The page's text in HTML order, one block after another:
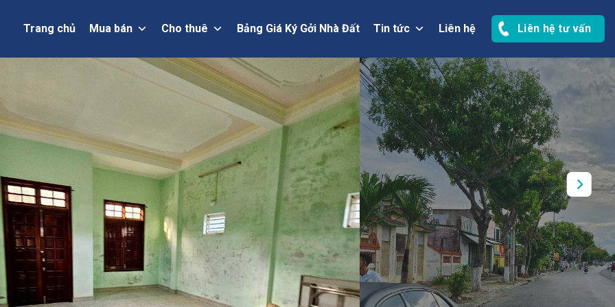
Trang chủ Mua bán Cho thuê Bảng Giá Ký Gởi Nhà Đất Tin tức Liên hệ Liên hệ tư vấn